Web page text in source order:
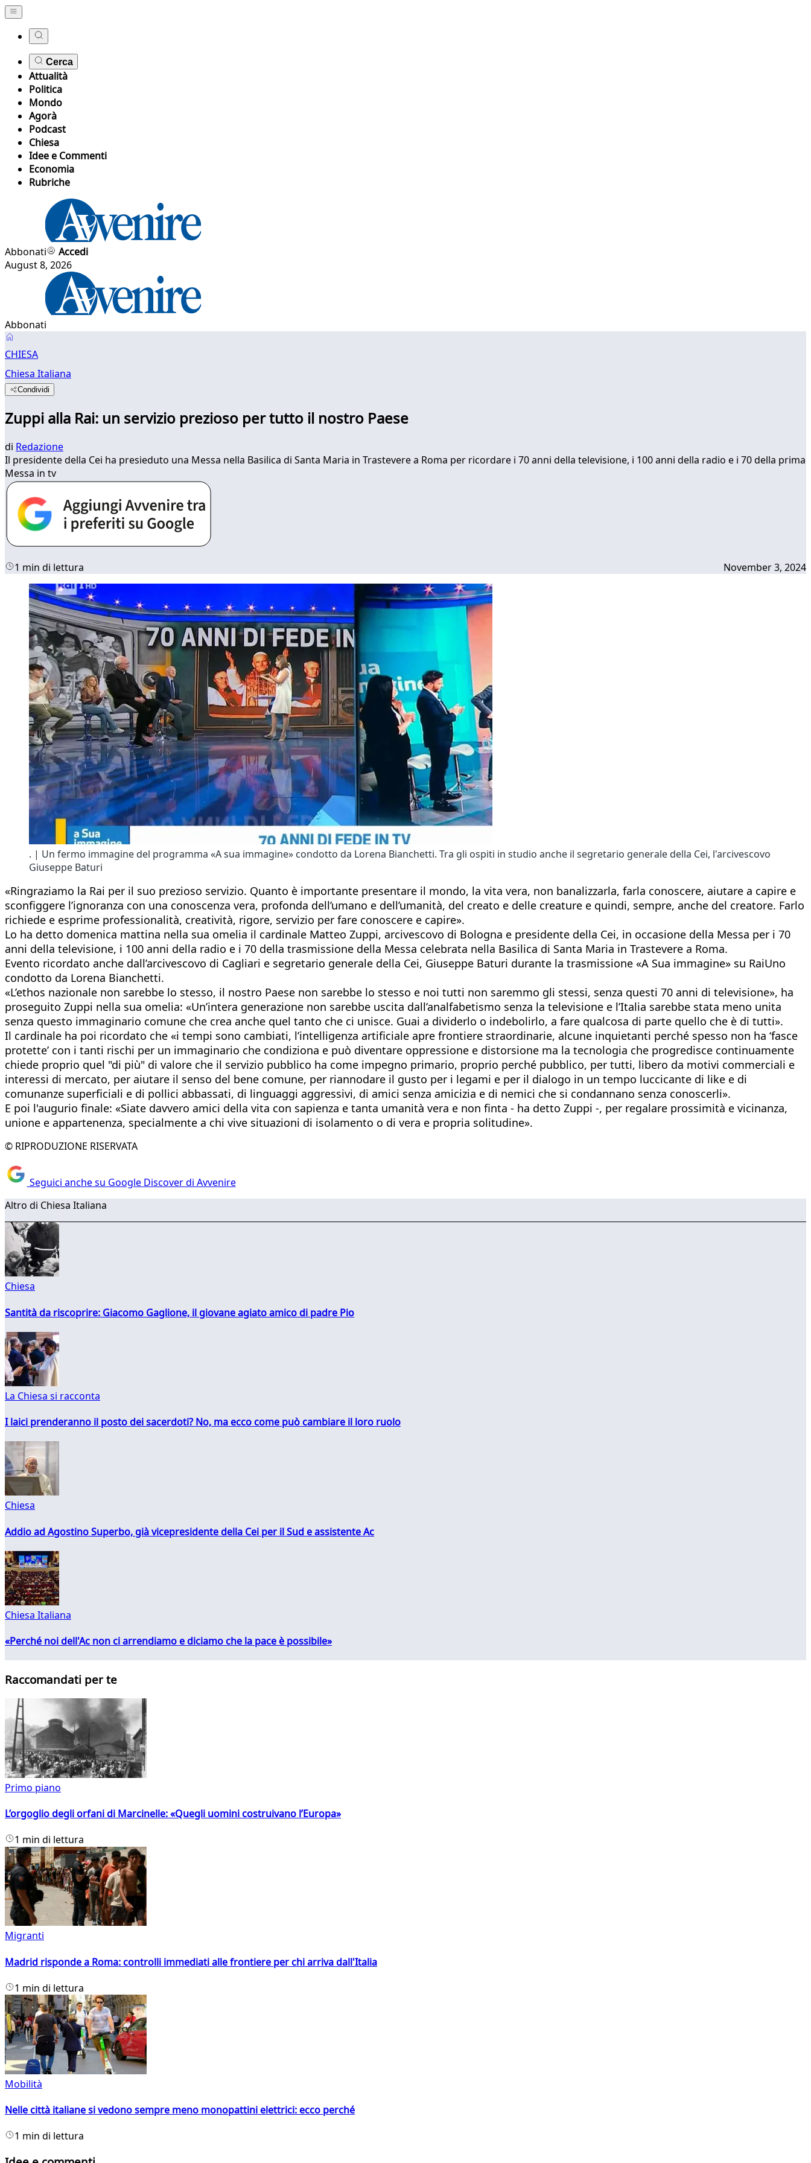
Cerca
Attualità
Politica
Mondo
Agorà
Podcast
Chiesa
Idee e Commenti
Economia
Rubriche
Abbonati
Accedi
August 8, 2026
Abbonati
CHIESA
Chiesa Italiana
Condividi
Zuppi alla Rai: un servizio prezioso per tutto il nostro Paese
di Redazione
Il presidente della Cei ha presieduto una Messa nella Basilica di Santa Maria in Trastevere a Roma per ricordare i 70 anni della televisione, i 100 anni della radio e i 70 della prima
Messa in tv
1 min di lettura November 3, 2024
. | Un fermo immagine del programma «A sua immagine» condotto da Lorena Bianchetti. Tra gli ospiti in studio anche il segretario generale della Cei, l'arcivescovo
Giuseppe Baturi
​«Ringraziamo la Rai per il suo prezioso servizio. Quanto è importante presentare il mondo, la vita vera, non banalizzarla, farla conoscere, aiutare a capire e
sconfiggere l’ignoranza con una conoscenza vera, profonda dell’umano e dell’umanità, del creato e delle creature e quindi, sempre, anche del creatore. Farlo
richiede e esprime professionalità, creatività, rigore, servizio per fare conoscere e capire».
Lo ha detto domenica mattina nella sua omelia il cardinale Matteo Zuppi, arcivescovo di Bologna e presidente della Cei, in occasione della Messa per i 70
anni della televisione, i 100 anni della radio e i 70 della trasmissione della Messa celebrata nella Basilica di Santa Maria in Trastevere a Roma.
Evento ricordato anche dall’arcivescovo di Cagliari e segretario generale della Cei, Giuseppe Baturi durante la trasmissione «A Sua immagine» su RaiUno
condotto da Lorena Bianchetti.
«L’ethos nazionale non sarebbe lo stesso, il nostro Paese non sarebbe lo stesso e noi tutti non saremmo gli stessi, senza questi 70 anni di televisione», ha
proseguito Zuppi nella sua omelia: «Un’intera generazione non sarebbe uscita dall’analfabetismo senza la televisione e l’Italia sarebbe stata meno unita
senza questo immaginario comune che crea anche quel tanto che ci unisce. Guai a dividerlo o indebolirlo, a fare qualcosa di parte quello che è di tutti».
Il cardinale ha poi ricordato che «i tempi sono cambiati, l’intelligenza artificiale apre frontiere straordinarie, alcune inquietanti perché spesso non ha ‘fasce
protette’ con i tanti rischi per un immaginario che condiziona e può diventare oppressione e distorsione ma la tecnologia che progredisce continuamente
chiede proprio quel "di più" di valore che il servizio pubblico ha come impegno primario, proprio perché pubblico, per tutti, libero da motivi commerciali e
interessi di mercato, per aiutare il senso del bene comune, per riannodare il gusto per i legami e per il dialogo in un tempo luccicante di like e di
comunanze superficiali e di pollici abbassati, di linguaggi aggressivi, di amici senza amicizia e di nemici che si condannano senza conoscerli».
E poi l'augurio finale: «Siate davvero amici della vita con sapienza e tanta umanità vera e non finta - ha detto Zuppi -, per regalare prossimità e vicinanza,
unione e appartenenza, specialmente a chi vive situazioni di isolamento o di vera e propria solitudine».
© RIPRODUZIONE RISERVATA
Seguici anche su Google Discover di Avvenire
Altro di Chiesa Italiana
Chiesa
Santità da riscoprire: Giacomo Gaglione, il giovane agiato amico di padre Pio
La Chiesa si racconta
I laici prenderanno il posto dei sacerdoti? No, ma ecco come può cambiare il loro ruolo
Chiesa
Addio ad Agostino Superbo, già vicepresidente della Cei per il Sud e assistente Ac
Chiesa Italiana
«Perché noi dell'Ac non ci arrendiamo e diciamo che la pace è possibile»
Raccomandati per te
Primo piano
L’orgoglio degli orfani di Marcinelle: «Quegli uomini costruivano l’Europa»
1 min di lettura
Migranti
Madrid risponde a Roma: controlli immediati alle frontiere per chi arriva dall'Italia
1 min di lettura
Mobilità
Nelle città italiane si vedono sempre meno monopattini elettrici: ecco perché
1 min di lettura